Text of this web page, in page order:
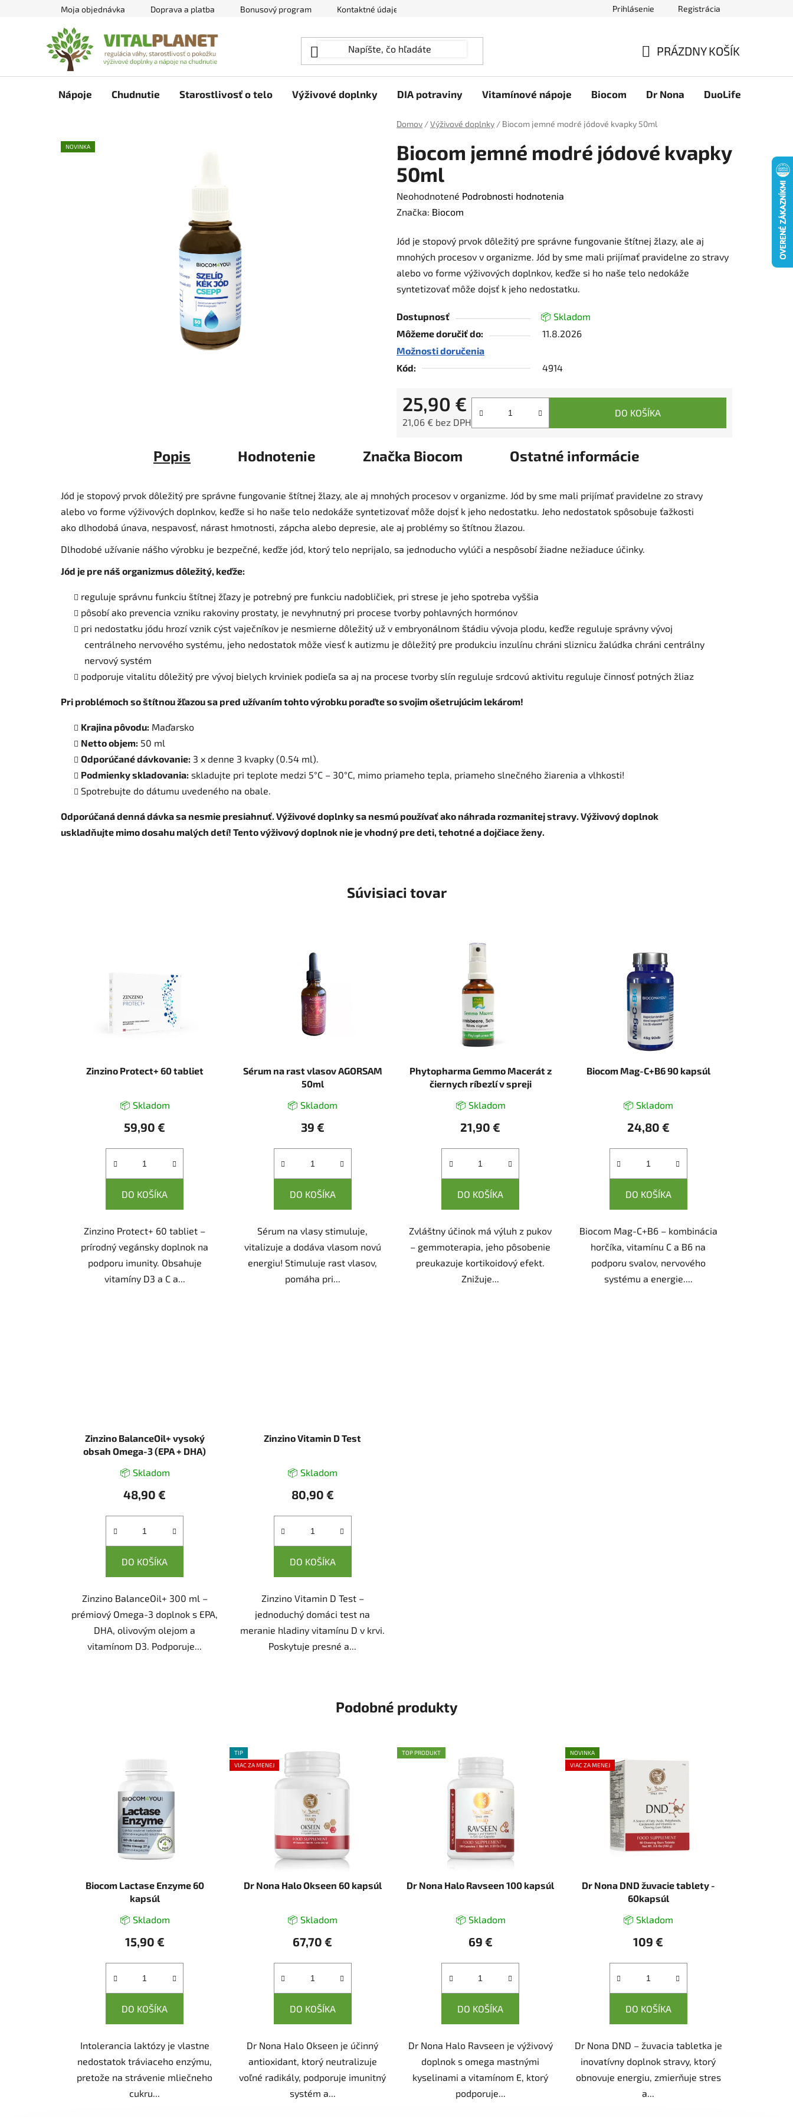
Moja objednávka Doprava a platba Bonusový program Kontaktné údaje Ako nakupovať Obchodné podmienky
Prihlásenie Registrácia
KOŠÍK
PRÁZDNY KOŠÍK
Nápoje Chudnutie Starostlivosť o telo Výživové doplnky DIA potraviny Vitamínové nápoje Biocom Dr Nona DuoLife
Domov /Výživové doplnky / Biocom jemné modré jódové kvapky 50ml
Biocom jemné modré jódové kvapky
50ml
Priemerné
hodnotenie
je
0,0
z
5
Neohodnotené Podrobnosti hodnotenia
Značka: Biocom
Jód je stopový prvok dôležitý pre správne fungovanie štítnej žlazy, ale aj
mnohých procesov v organizme. Jód by sme mali prijímať pravidelne zo stravy
alebo vo forme výživových doplnkov, keďže si ho naše telo nedokáže
syntetizovať môže dojsť k jeho nedostatku.
Dostupnosť
📦 Skladom
Môžeme doručiť do:
11.8.2026
Možnosti doručenia
Kód:
4914
25,90 €
21,06 € bez DPH
DO KOŠÍKA
NOVINKA
Popis Hodnotenie Značka Biocom Ostatné informácie
Jód je stopový prvok dôležitý pre správne fungovanie štítnej žlazy, ale aj mnohých procesov v organizme. Jód by sme mali prijímať pravidelne zo stravy
alebo vo forme výživových doplnkov, keďže si ho naše telo nedokáže syntetizovať môže dojsť k jeho nedostatku. Jeho nedostatok spôsobuje ťažkosti
ako dlhodobá únava, nespavosť, nárast hmotnosti, zápcha alebo depresie, ale aj problémy so štítnou žlazou.
Dlhodobé užívanie nášho výrobku je bezpečné, keďže jód, ktorý telo neprijalo, sa jednoducho vylúči a nespôsobí žiadne nežiaduce účinky.
Jód je pre náš organizmus dôležitý, keďže:
reguluje správnu funkciu štítnej žľazy je potrebný pre funkciu nadobličiek, pri strese je jeho spotreba vyššia
pôsobí ako prevencia vzniku rakoviny prostaty, je nevyhnutný pri procese tvorby pohlavných hormónov
pri nedostatku jódu hrozí vznik cýst vaječníkov je nesmierne dôležitý už v embryonálnom štádiu vývoja plodu, keďže reguluje správny vývoj
centrálneho nervového systému, jeho nedostatok môže viesť k autizmu je dôležitý pre produkciu inzulínu chráni sliznicu žalúdka chráni centrálny
nervový systém
podporuje vitalitu dôležitý pre vývoj bielych krviniek podieľa sa aj na procese tvorby slín reguluje srdcovú aktivitu reguluje činnosť potných žliaz
Pri problémoch so štítnou žľazou sa pred užívaním tohto výrobku poraďte so svojim ošetrujúcim lekárom!
Krajina pôvodu: Maďarsko
Netto objem: 50 ml
Odporúčané dávkovanie: 3 x denne 3 kvapky (0.54 ml).
Podmienky skladovania: skladujte pri teplote medzi 5°C – 30°C, mimo priameho tepla, priameho slnečného žiarenia a vlhkosti!
Spotrebujte do dátumu uvedeného na obale.
Odporúčaná denná dávka sa nesmie presiahnuť. Výživové doplnky sa nesmú používať ako náhrada rozmanitej stravy. Výživový doplnok
uskladňujte mimo dosahu malých detí! Tento výživový doplnok nie je vhodný pre deti, tehotné a dojčiace ženy.
Súvisiaci tovar
Zinzino Protect+ 60 tabliet
📦 Skladom
59,90 €
DO KOŠÍKA
Zinzino Protect+ 60 tabliet –
prírodný vegánsky doplnok na
podporu imunity. Obsahuje
vitamíny D3 a C a...
Sérum na rast vlasov AGORSAM
50ml
📦 Skladom
39 €
DO KOŠÍKA
Sérum na vlasy stimuluje,
vitalizuje a dodáva vlasom novú
energiu! Stimuluje rast vlasov,
pomáha pri...
Phytopharma Gemmo Macerát z
čiernych ríbezlí v spreji
📦 Skladom
21,90 €
DO KOŠÍKA
Zvláštny účinok má výluh z pukov
– gemmoterapia, jeho pôsobenie
preukazuje kortikoidový efekt.
Znižuje...
Biocom Mag-C+B6 90 kapsúl
📦 Skladom
24,80 €
DO KOŠÍKA
Biocom Mag-C+B6 – kombinácia
horčíka, vitamínu C a B6 na
podporu svalov, nervového
systému a energie....
Zinzino BalanceOil+ vysoký
obsah Omega-3 (EPA + DHA)
📦 Skladom
48,90 €
DO KOŠÍKA
Zinzino BalanceOil+ 300 ml –
prémiový Omega-3 doplnok s EPA,
DHA, olivovým olejom a
vitamínom D3. Podporuje...
Zinzino Vitamin D Test
📦 Skladom
80,90 €
DO KOŠÍKA
Zinzino Vitamin D Test –
jednoduchý domáci test na
meranie hladiny vitamínu D v krvi.
Poskytuje presné a...
Podobné produkty
Biocom Lactase Enzyme 60
kapsúl
📦 Skladom
15,90 €
DO KOŠÍKA
Intolerancia laktózy je vlastne
nedostatok tráviaceho enzýmu,
pretože na strávenie mliečneho
cukru...
TIP
VIAC ZA MENEJ
Dr Nona Halo Okseen 60 kapsúl
📦 Skladom
67,70 €
DO KOŠÍKA
Dr Nona Halo Okseen je účinný
antioxidant, ktorý neutralizuje
voľné radikály, podporuje imunitný
systém a...
TOP PRODUKT
Dr Nona Halo Ravseen 100 kapsúl
📦 Skladom
69 €
DO KOŠÍKA
Dr Nona Halo Ravseen je výživový
doplnok s omega mastnými
kyselinami a vitamínom E, ktorý
podporuje...
NOVINKA
VIAC ZA MENEJ
Dr Nona DND žuvacie tablety -
60kapsúl
📦 Skladom
109 €
DO KOŠÍKA
Dr Nona DND – žuvacia tabletka je
inovatívny doplnok stravy, ktorý
obnovuje energiu, zmierňuje stres
a...